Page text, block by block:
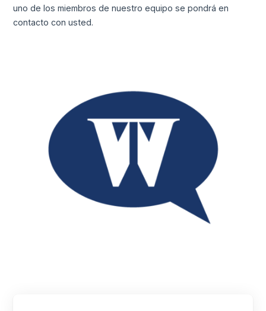
uno de los miembros de nuestro equipo se pondrá en
contacto con usted.